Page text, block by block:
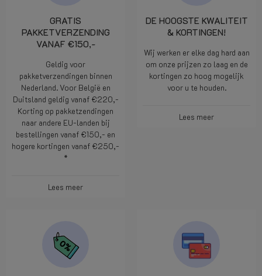
GRATIS
PAKKETVERZENDING
VANAF €150,-
Geldig voor
pakketverzendingen binnen
Nederland. Voor België en
Duitsland geldig vanaf €220,-
Korting op pakketzendingen
naar andere EU-landen bij
bestellingen vanaf €150,- en
hogere kortingen vanaf €250,-
*
Lees meer
DE HOOGSTE KWALITEIT
& KORTINGEN!
Wij werken er elke dag hard aan
om onze prijzen zo laag en de
kortingen zo hoog mogelijk
voor u te houden.
Lees meer